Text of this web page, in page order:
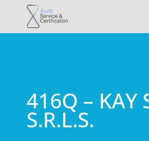
416Q – KAY
S.R.L.S.